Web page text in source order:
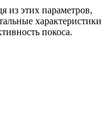
из этих параметров,
характеристики
покоса.